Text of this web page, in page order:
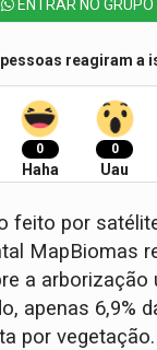
ENTRAR NO GRUPO
reagiram a
0
Haha
0
Uau
feito por
MapBiomas
a arborização
apenas 6,9%
por vegetação.